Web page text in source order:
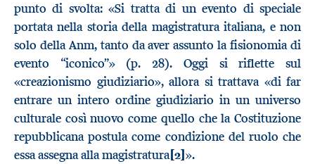
punto di svolta: «Si tratta di un evento di speciale
portata nella storia della magistratura italiana, e non
solo della Anm, tanto da aver assunto la fisionomia di
evento “iconico”» (p. 28). Oggi si riflette sul
«creazionismo giudiziario», allora si trattava «di far
entrare un intero ordine giudiziario in un universo
culturale così nuovo come quello che la Costituzione
repubblicana postula come condizione del ruolo che
essa assegna alla magistratura[2]».